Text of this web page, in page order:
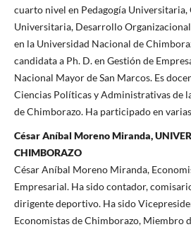
cuarto nivel en Pedagogía Universitaria,
Universitaria, Desarrollo
en la Universidad Nacional de
candidata a Ph. D. en Gestión de
Nacional Mayor de San Marcos. Es
Ciencias Políticas y Administrativas de
de Chimborazo. Ha participado en
César Aníbal Moreno Miranda,
CHIMBORAZO
César Aníbal Moreno Miranda,
Empresarial. Ha sido contador,
dirigente deportivo. Ha sido
Economistas de Chimborazo, Miembro